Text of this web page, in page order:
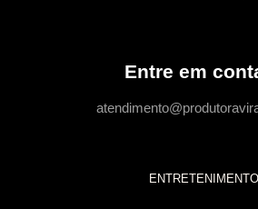
ENTRETENIMENTO
Entre em